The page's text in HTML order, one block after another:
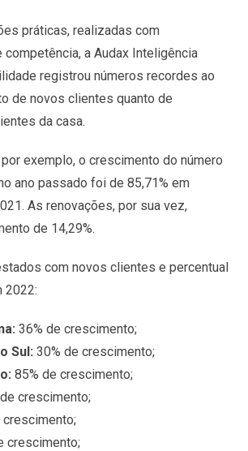
práticas, realizadas com
a Audax Inteligência
registrou números recordes ao
de novos clientes quanto de
da casa.
por exemplo, o crescimento do número
ano passado foi de 85,71% em
As renovações, por sua vez,
de 14,29%.
com novos clientes e percentual
2022:
36% de crescimento;
Sul: 30% de crescimento;
85% de crescimento;
crescimento;
crescimento;
crescimento;